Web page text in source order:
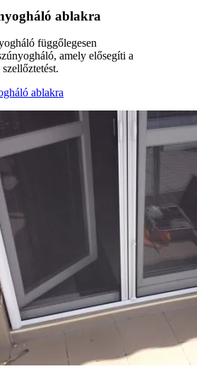
ablakra
függőlegesen
amely elősegíti a
ablakra